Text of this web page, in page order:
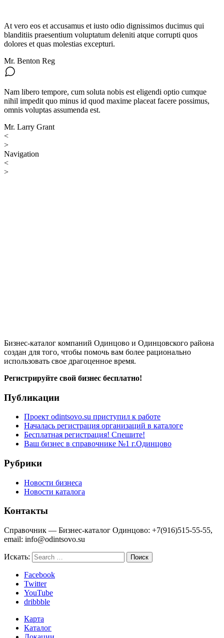
At vero eos et accusamus et iusto odio dignissimos ducimus qui
blanditiis praesentium voluptatum deleniti atque corrupti quos
dolores et quas molestias excepturi.
Mr. Benton Reg
Nam libero tempore, cum soluta nobis est eligendi optio cumque
nihil impedit quo minus id quod maxime placeat facere possimus,
omnis voluptas assumenda est.
Mr. Larry Grant
<
>
Navigation
<
>
Бизнес-каталог компаний Одинцово и Одинцовского района
создан для того, чтобы помочь вам более рационально
использовать свое драгоценное время.
Регистрируйте свой бизнес бесплатно!
Публикации
Проект odintsovo.su приступил к работе
Началась регистрация организаций в каталоге
Бесплатная регистрация! Спешите!
Ваш бизнес в справочнике №1 г.Одинцово
Рубрики
Новости бизнеса
Новости каталога
Контакты
Справочник — Бизнес-каталог Одинцово: +7(916)515-55-55,
email: info@odintsovo.su
Искать:
Facebook
Twitter
YouTube
dribbble
Карта
Каталог